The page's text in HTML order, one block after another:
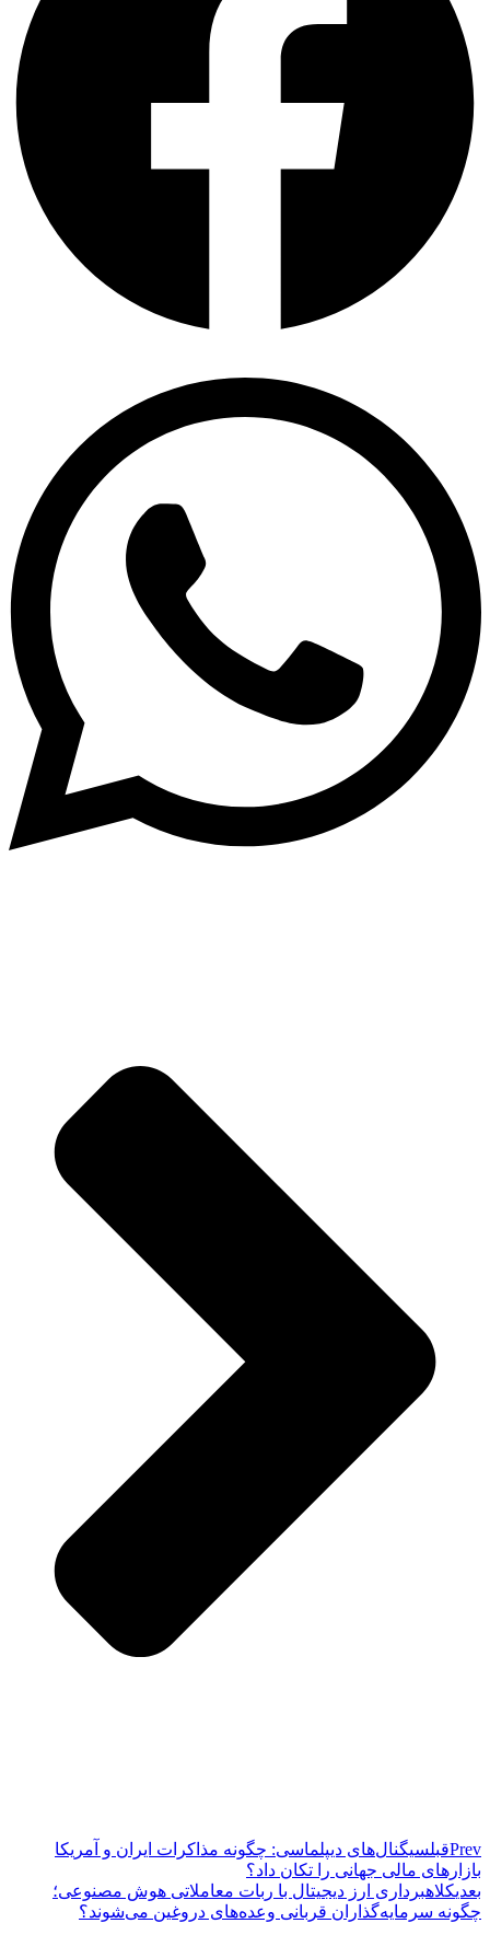
Prevقبلسیگنال‌های دیپلماسی: چگونه مذاکرات ایران و آمریکا
بازارهای مالی جهانی را تکان داد؟
بعدیکلاهبرداری ارز دیجیتال با ربات معاملاتی هوش مصنوعی؛
چگونه سرمایه‌گذاران قربانی وعده‌های دروغین می‌شوند؟